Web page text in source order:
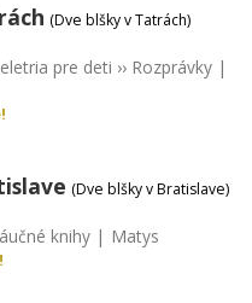
(Dve blšky v Tatrách)
pre deti ›› Rozprávky|
(Dve blšky v Bratislave)
knihy| Matys